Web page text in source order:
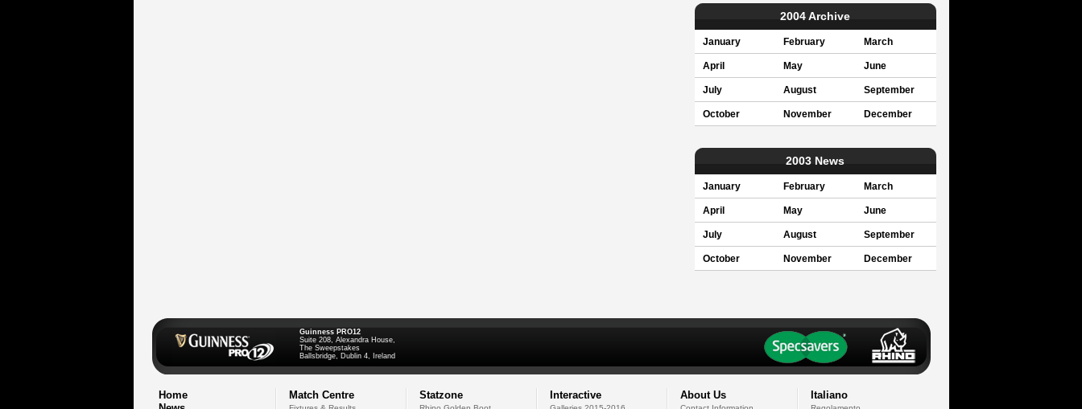
2004 Archive
January February March
April May June
July August September
October November December
2003 News
January February March
April May June
July August September
October November December
Guinness PRO12
Suite 208, Alexandra House,
The Sweepstakes
Ballsbridge, Dublin 4, Ireland
Home
Match Centre Statzone Interactive About Us Italiano